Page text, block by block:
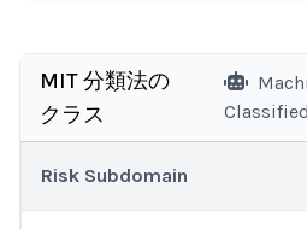
MIT 分類法の
クラス
Classified
Risk Subdomain